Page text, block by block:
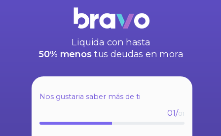
Liquida con hasta
50% menostus deudas en mora
Nos gustaria saber más de ti
01/01